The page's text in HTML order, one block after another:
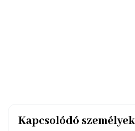
Kapcsolódó személyek